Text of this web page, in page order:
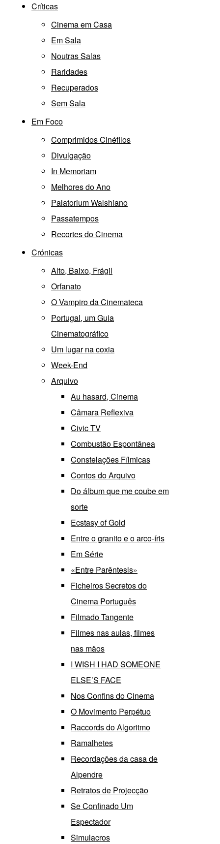
Críticas
Cinema em Casa
Em Sala
Noutras Salas
Raridades
Recuperados
Sem Sala
Em Foco
Comprimidos Cinéfilos
Divulgação
In Memoriam
Melhores do Ano
Palatorium Walshiano
Passatempos
Recortes do Cinema
Crónicas
Alto, Baixo, Frágil
Orfanato
O Vampiro da Cinemateca
Portugal, um Guia
Cinematográfico
Um lugar na coxia
Week-End
Arquivo
Au hasard, Cinema
Câmara Reflexiva
Civic TV
Combustão Espontânea
Constelações Fílmicas
Contos do Arquivo
Do álbum que me coube em
sorte
Ecstasy of Gold
Entre o granito e o arco-íris
Em Série
«Entre Parêntesis»
Ficheiros Secretos do
Cinema Português
Filmado Tangente
Filmes nas aulas, filmes
nas mãos
I WISH I HAD SOMEONE
ELSE’S FACE
Nos Confins do Cinema
O Movimento Perpétuo
Raccords do Algoritmo
Ramalhetes
Recordações da casa de
Alpendre
Retratos de Projecção
Se Confinado Um
Espectador
Simulacros